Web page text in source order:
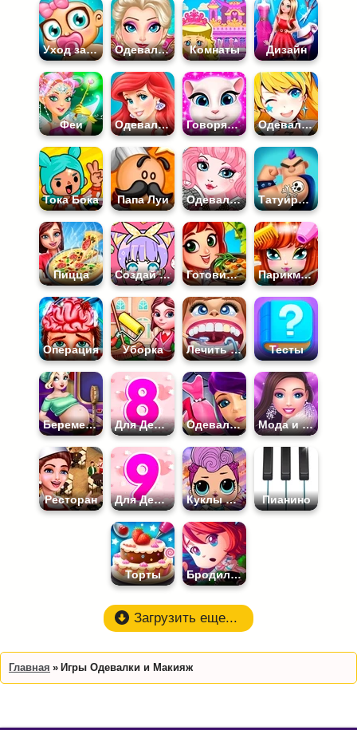
Уход за Малышами Одевалки Холодное Сердце Комнаты Дизайн
Феи Одевалки Принцесс Диснея Говорящая Анжела Одевалки Аниме
Тока Бока Папа Луи Одевалки Эвер Афтер Хай Татуировки
Пицца Создай Своего Персонажа Готовим Еду Парикмахерская
Операция Уборка Лечить Зубы Тесты
Беременные Для Девочек 8 лет Одевалки на Оценку Мода и Стиль
Ресторан Для Девочек 9 лет Куклы ЛОЛ Пианино
Торты Бродилки для Девочек
Загрузить еще...
Главная Игры Одевалки и Макияж